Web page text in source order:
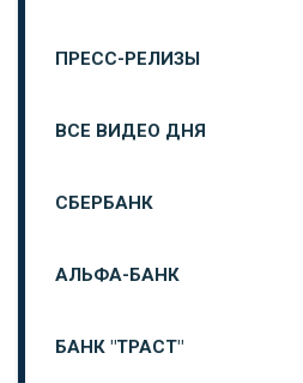
ПРЕСС-РЕЛИЗЫ
ВСЕ ВИДЕО ДНЯ
СБЕРБАНК
АЛЬФА-БАНК
БАНК "ТРАСТ"